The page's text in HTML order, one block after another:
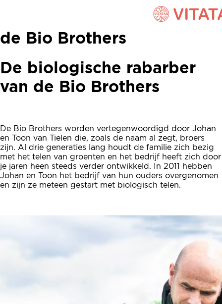
Biologische rabarber van
de Bio Brothers
De biologische rabarber
van de Bio Brothers
De Bio Brothers worden vertegenwoordigd door Johan
en Toon van Tielen die, zoals de naam al zegt, broers
zijn. Al drie generaties lang houdt de familie zich bezig
met het telen van groenten en het bedrijf heeft zich door
je jaren heen steeds verder ontwikkeld. In 2011 hebben
Johan en Toon het bedrijf van hun ouders overgenomen
en zijn ze meteen gestart met biologisch telen.